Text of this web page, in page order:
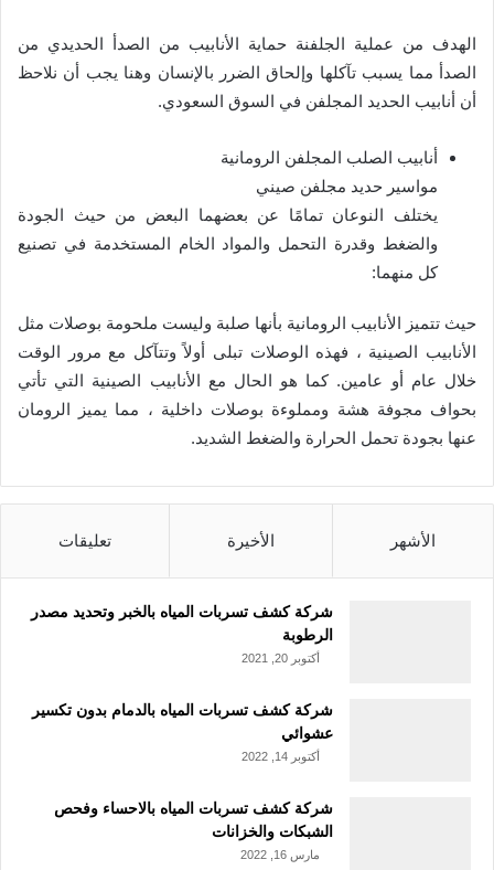
الهدف من عملية الجلفنة حماية الأنابيب من الصدأ الحديدي من
الصدأ مما يسبب تآكلها وإلحاق الضرر بالإنسان وهنا يجب أن نلاحظ
أن أنابيب الحديد المجلفن في السوق السعودي.
أنابيب الصلب المجلفن الرومانية
مواسير حديد مجلفن صيني
يختلف النوعان تمامًا عن بعضهما البعض من حيث الجودة
والضغط وقدرة التحمل والمواد الخام المستخدمة في تصنيع
كل منهما:
حيث تتميز الأنابيب الرومانية بأنها صلبة وليست ملحومة بوصلات مثل
الأنابيب الصينية ، فهذه الوصلات تبلى أولاً وتتآكل مع مرور الوقت
خلال عام أو عامين. كما هو الحال مع الأنابيب الصينية التي تأتي
بحواف مجوفة هشة ومملوءة بوصلات داخلية ، مما يميز الرومان
عنها بجودة تحمل الحرارة والضغط الشديد.
الأشهر الأخيرة تعليقات
شركة كشف تسربات المياه بالخبر وتحديد مصدر
الرطوبة
أكتوبر 20, 2021
شركة كشف تسربات المياه بالدمام بدون تكسير
عشوائي
أكتوبر 14, 2022
شركة كشف تسربات المياه بالاحساء وفحص
الشبكات والخزانات
مارس 16, 2022